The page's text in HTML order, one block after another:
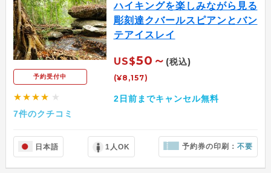
予約受付中
★★★★ ★
7件のクチコミ
ハイキングを楽しみながら見る
彫刻達クバールスピアンとバン
テアイスレイ
US$50～ (税込)
(¥8,157)
2日前までキャンセル無料
日本語 1人OK 予約券の印刷：不要